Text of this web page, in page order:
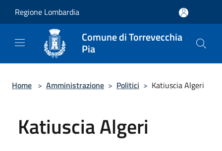
Regione Lombardia
Comune di Torrevecchia
Pia
Home > Amministrazione > Politici > Katiuscia Algeri
Katiuscia Algeri